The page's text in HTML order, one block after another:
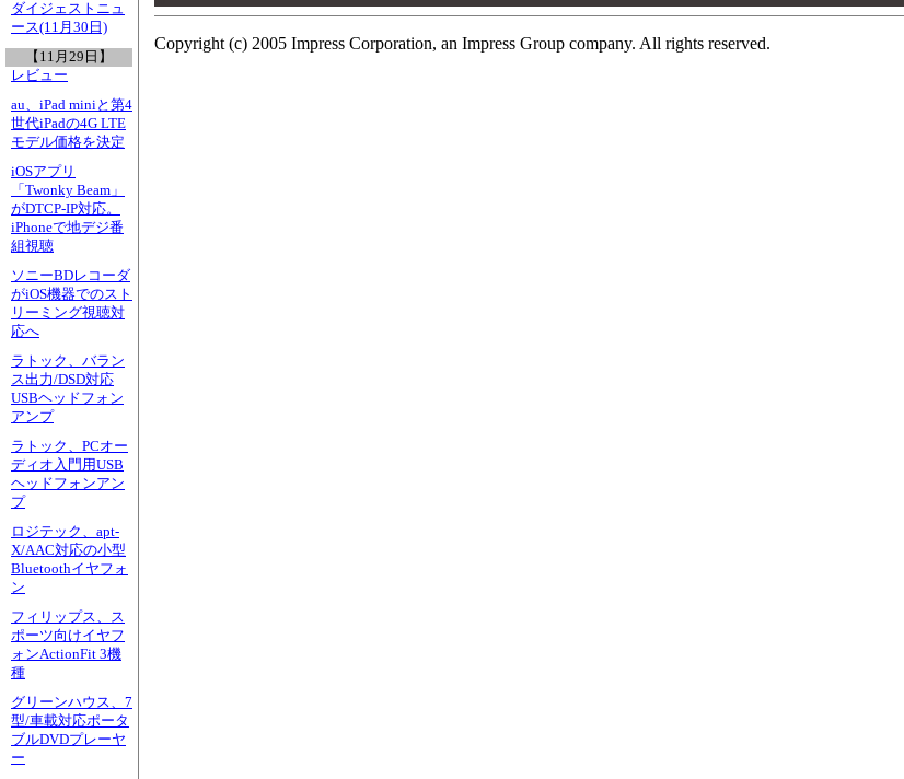
ダイジェストニュ
ース(11月30日)
【11月29日】
レビュー
au、iPad miniと第4
世代iPadの4G LTE
モデル価格を決定
iOSアプリ
「Twonky Beam」
がDTCP-IP対応。
iPhoneで地デジ番
組視聴
ソニーBDレコーダ
がiOS機器でのスト
リーミング視聴対
応へ
ラトック、バラン
ス出力/DSD対応
USBヘッドフォン
アンプ
ラトック、PCオー
ディオ入門用USB
ヘッドフォンアン
プ
ロジテック、apt-
X/AAC対応の小型
Bluetoothイヤフォ
ン
フィリップス、ス
ポーツ向けイヤフ
ォンActionFit 3機
種
グリーンハウス、7
型/車載対応ポータ
ブルDVDプレーヤ
ー
Copyright (c) 2005 Impress Corporation, an Impress Group company. All rights reserved.